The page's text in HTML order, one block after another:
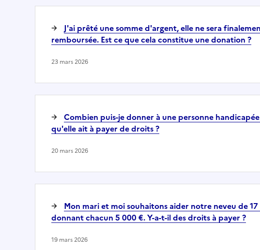
J'ai prêté une somme d'argent, elle ne sera
remboursée. Est ce que cela constitue une donation ?
23 mars 2026
Combien puis-je donner à une personne handicapée
qu'elle ait à payer de droits ?
20 mars 2026
Mon mari et moi souhaitons aider notre neveu de 17
donnant chacun 5 000 €. Y-a-t-il des droits à payer ?
19 mars 2026